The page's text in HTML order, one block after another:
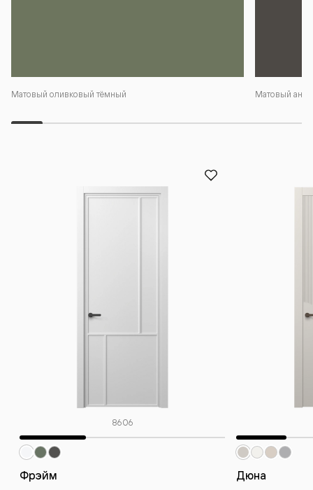
Матовый оливковый тёмный Матовый
8606
Фрэйм Дюна